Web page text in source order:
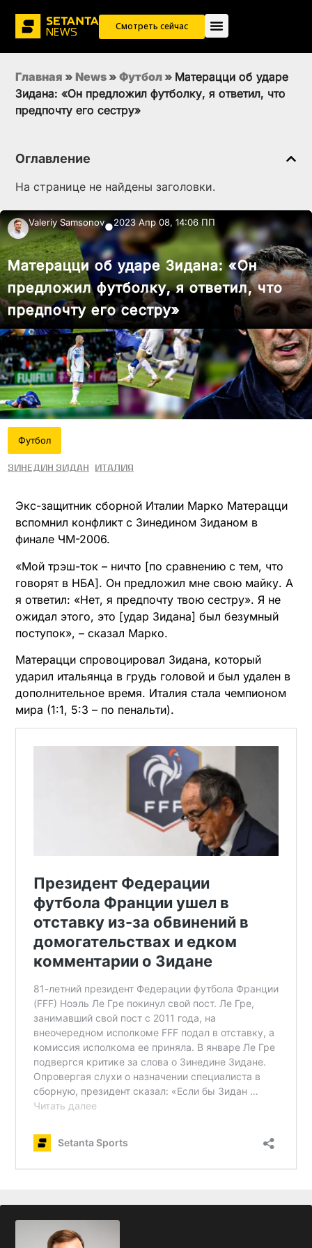
Смотреть сейчас
Главная » News » Футбол » Матерацци об ударе
Зидана: «Он предложил футболку, я ответил, что
предпочту его сестру»
Оглавление
На странице не найдены заголовки.
Valeriy Samsonov●2023 Апр 08, 14:06 ПП
Матерацци об ударе Зидана: «Он
предложил футболку, я ответил, что
предпочту его сестру»
Футбол
Зинедин Зидан Италия
Экс-защитник сборной Италии Марко Матерацци
вспомнил конфликт с Зинедином Зиданом в
финале ЧМ-2006.
«Мой трэш-ток – ничто [по сравнению с тем, что
говорят в НБА]. Он предложил мне свою майку. А
я ответил: «Нет, я предпочту твою сестру». Я не
ожидал этого, это [удар Зидана] был безумный
поступок», – сказал Марко.
Матерацци спровоцировал Зидана, который
ударил итальянца в грудь головой и был удален в
дополнительное время. Италия стала чемпионом
мира (1:1, 5:3 – по пенальти).